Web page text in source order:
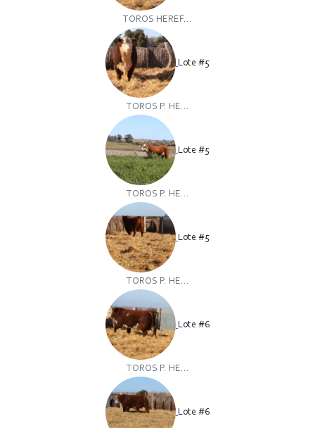
TOROS HEREF...
Lote #5
TOROS P. HE...
Lote #5
TOROS P. HE...
Lote #5
TOROS P. HE...
Lote #6
TOROS P. HE...
Lote #6